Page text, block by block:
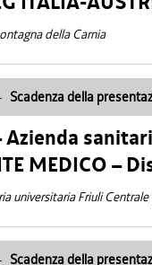
della Carnia
Scadenza della
Azienda
MEDICO –
universitaria Friuli Centrale
Scadenza della